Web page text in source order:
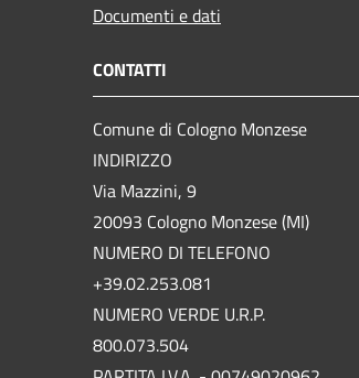
Documenti e dati
CONTATTI
Comune di Cologno Monzese
INDIRIZZO
Via Mazzini, 9
20093 Cologno Monzese (MI)
NUMERO DI TELEFONO
+39.02.253.081
NUMERO VERDE U.R.P.
800.073.504